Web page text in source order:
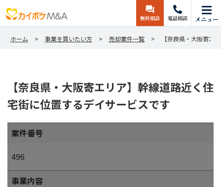
無料相談 電話相談 メニュー
ホーム 事業を買いたい方 売却案件一覧 【奈良県・大阪寄エ
【奈良県・大阪寄エリア】幹線道路近く住
宅街に位置するデイサービスです
案件番号
496
事業内容